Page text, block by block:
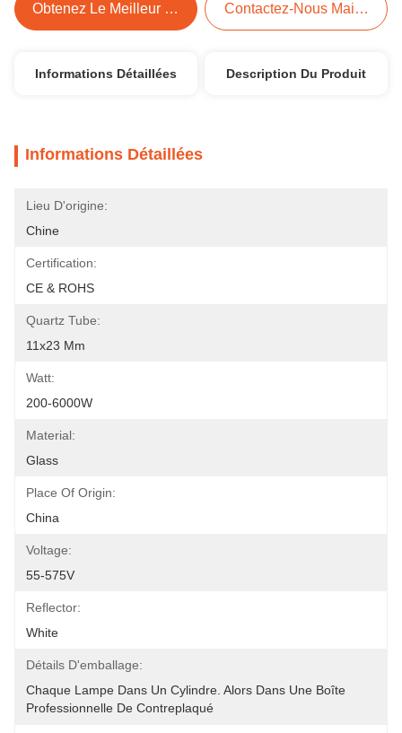
Obtenez Le Meilleur Prix Contactez-Nous Maintenant
Informations Détaillées Description Du Produit
Informations Détaillées
Lieu D'origine:
Chine
Certification:
CE & ROHS
Quartz Tube:
11x23 Mm
Watt:
200-6000W
Material:
Glass
Place Of Origin:
China
Voltage:
55-575V
Reflector:
White
Détails D'emballage:
Chaque Lampe Dans Un Cylindre. Alors Dans Une Boîte
Professionnelle De Contreplaqué